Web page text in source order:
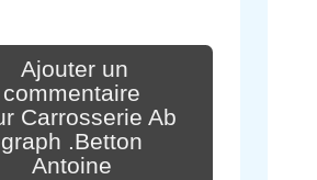
Ajouter un
commentaire
Carrosserie Ab
graph .Betton
Antoine